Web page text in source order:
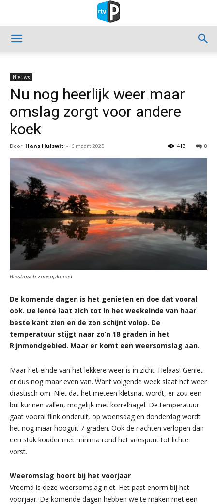
Nieuws
Nu nog heerlijk weer maar
omslag zorgt voor andere
koek
Door Hans Hulswit - 6 maart 2025 0
413
Biesbosch zonsopkomst
De komende dagen is het genieten en doe dat vooral
ook. De lente laat zich tot in het weekeinde van haar
beste kant zien en de zon schijnt volop. De
temperatuur stijgt naar zo’n 18 graden in het
Rijnmondgebied. Maar er komt een weersomslag aan.
Maar het einde van het lekkere weer is in zicht. Helaas! Geniet
er dus nog maar even van. Want volgende week slaat het weer
drastisch om. Niet dat het meteen kletsnat wordt, er zou een
bui kunnen vallen, mogelijk met korrelhagel. De temperatuur
gaat vooral flink onderuit, op woensdag en donderdag wordt
het nog maar hooguit 7 graden. Ook de nachten verlopen dan
een stuk kouder met minima rond het vriespunt tot lichte
vorst.
Weeromslag hoort bij het voorjaar
Vreemd is deze weersomslag niet. Het past enorm bij het
voorjaar. De komende dagen hebben we te maken met een